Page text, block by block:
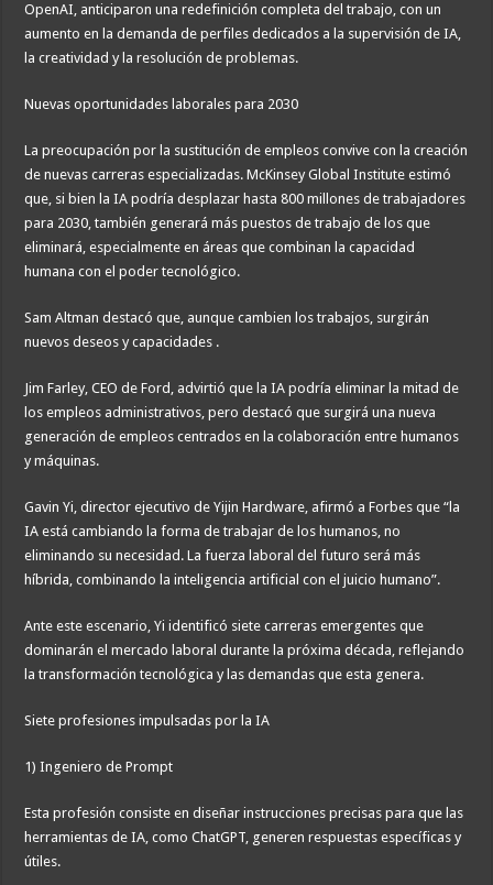
OpenAI, anticiparon una redefinición completa del trabajo, con un
aumento en la demanda de perfiles dedicados a la supervisión de IA,
la creatividad y la resolución de problemas.
Nuevas oportunidades laborales para 2030
La preocupación por la sustitución de empleos convive con la creación
de nuevas carreras especializadas. McKinsey Global Institute estimó
que, si bien la IA podría desplazar hasta 800 millones de trabajadores
para 2030, también generará más puestos de trabajo de los que
eliminará, especialmente en áreas que combinan la capacidad
humana con el poder tecnológico.
Sam Altman destacó que, aunque cambien los trabajos, surgirán
nuevos deseos y capacidades .
Jim Farley, CEO de Ford, advirtió que la IA podría eliminar la mitad de
los empleos administrativos, pero destacó que surgirá una nueva
generación de empleos centrados en la colaboración entre humanos
y máquinas.
Gavin Yi, director ejecutivo de Yijin Hardware, afirmó a Forbes que “la
IA está cambiando la forma de trabajar de los humanos, no
eliminando su necesidad. La fuerza laboral del futuro será más
híbrida, combinando la inteligencia artificial con el juicio humano”.
Ante este escenario, Yi identificó siete carreras emergentes que
dominarán el mercado laboral durante la próxima década, reflejando
la transformación tecnológica y las demandas que esta genera.
Siete profesiones impulsadas por la IA
1) Ingeniero de Prompt
Esta profesión consiste en diseñar instrucciones precisas para que las
herramientas de IA, como ChatGPT, generen respuestas específicas y
útiles.